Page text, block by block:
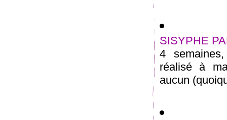
SISYPHE
4
réalisé à
aucun